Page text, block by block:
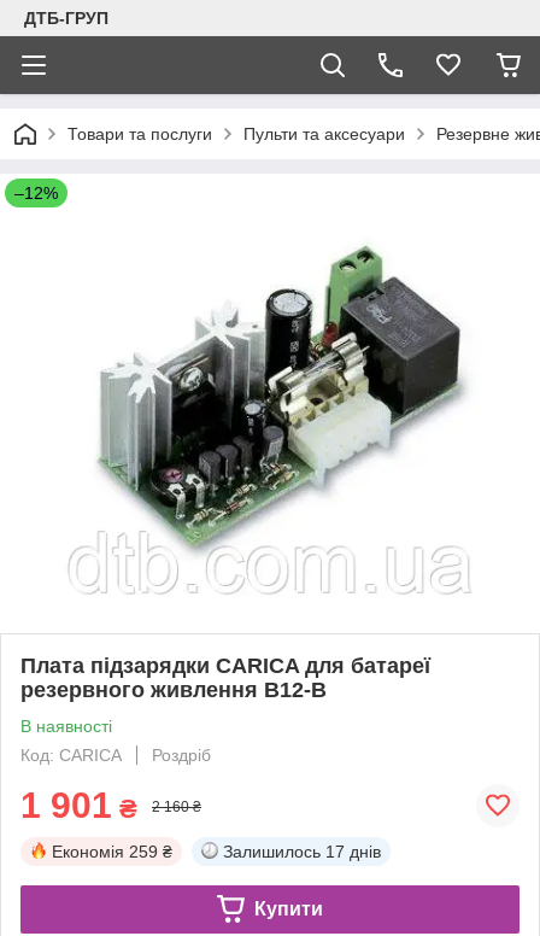
ДТБ-ГРУП
Товари та послуги Пульти та аксесуари Резервне
–12%
Плата підзарядки CARICA для батареї
резервного живлення B12-B
В наявності
Код: CARICA
Роздріб
1 901 ₴ 2 160 ₴
Економія 259 ₴ Залишилось 17 днів
Купити